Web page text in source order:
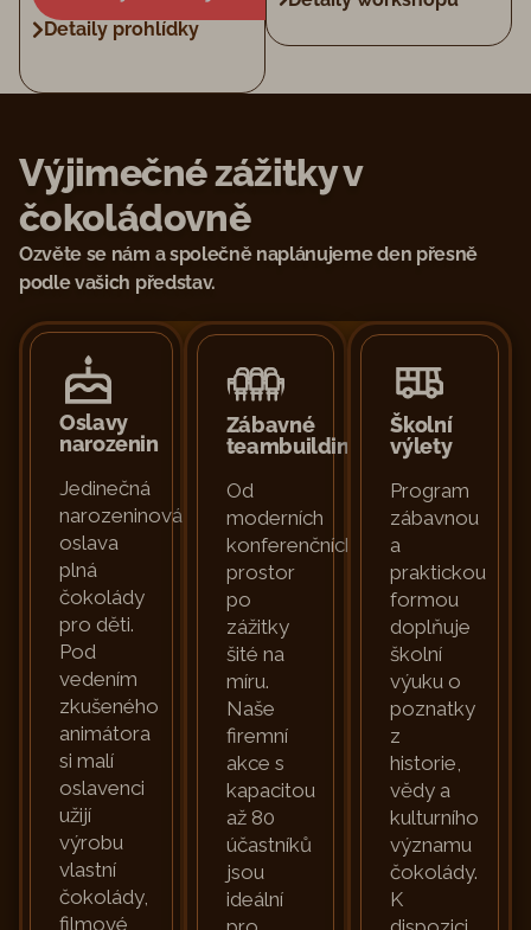
Detaily prohlídky
Výjimečné zážitky v
čokoládovně
Ozvěte se nám a společně naplánujeme den přesně
podle vašich představ.
Oslavy
narozenin
Jedinečná
narozeninová
oslava
plná
čokolády
pro děti.
Pod
vedením
zkušeného
animátora
si malí
oslavenci
užijí
výrobu
vlastní
čokolády,
filmové
Zábavné
teambuildingy
Od
moderních
konferenčních
prostor
po
zážitky
šité na
míru.
Naše
firemní
akce s
kapacitou
až 80
účastníků
jsou
ideální
Školní
výlety
Program
zábavnou
a
praktickou
formou
doplňuje
školní
výuku o
poznatky
z
historie,
vědy a
kulturního
významu
čokolády.
K